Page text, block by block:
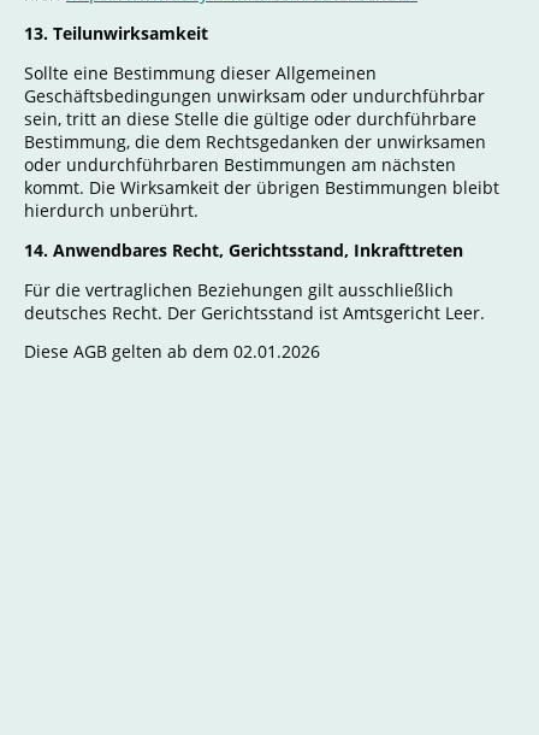
13. Teilunwirksamkeit
Sollte eine Bestimmung dieser Allgemeinen
Geschäftsbedingungen unwirksam oder undurchführbar
sein, tritt an diese Stelle die gültige oder durchführbare
Bestimmung, die dem Rechtsgedanken der unwirksamen
oder undurchführbaren Bestimmungen am nächsten
kommt. Die Wirksamkeit der übrigen Bestimmungen bleibt
hierdurch unberührt.
14. Anwendbares Recht, Gerichtsstand, Inkrafttreten
Für die vertraglichen Beziehungen gilt ausschließlich
deutsches Recht. Der Gerichtsstand ist Amtsgericht Leer.
Diese AGB gelten ab dem 02.01.2026